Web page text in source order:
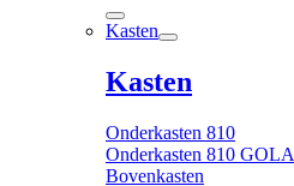
Kasten
Kasten
Onderkasten 810
Onderkasten 810 GOLA
Bovenkasten